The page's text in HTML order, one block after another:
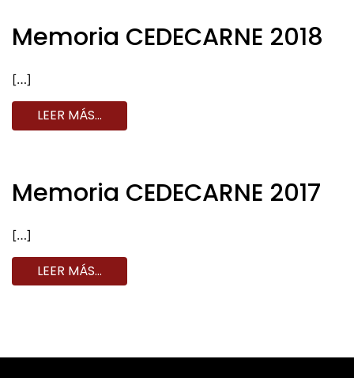
Memoria CEDECARNE 2018
[…]
LEER MÁS…
Memoria CEDECARNE 2017
[…]
LEER MÁS…